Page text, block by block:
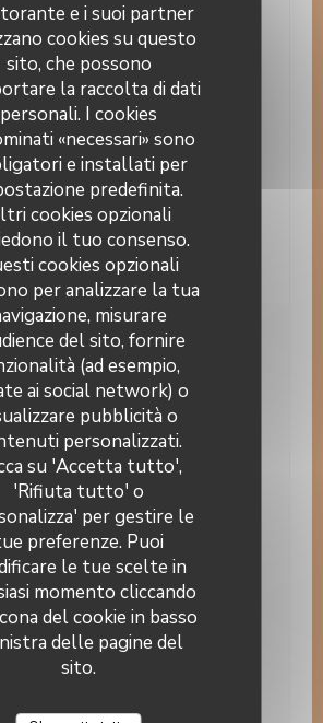
e i suoi partner
cookies su questo
sito, che possono
la raccolta di dati
personali. I cookies
«necessari» sono
e installati per
predefinita.
cookies opzionali
il tuo consenso.
cookies opzionali
per analizzare la tua
misurare
del sito, fornire
(ad esempio,
ai social network) o
pubblicità o
personalizzati.
su 'Accetta tutto',
'Rifiuta tutto' o
per gestire le
preferenze. Puoi
le tue scelte in
momento cliccando
del cookie in basso
delle pagine del
sito.
Banchetto, Si accettano i cani,
lingue, Menù per bambini, Menu
gratuito, Parcheggio privato,
gratuito, Togliere, Prodotti
commerciali o aziendali, Pranzi
su prenotazione, Si consiglia la
Terrazzo, ampio gioco di vino,
Guardaroba
Metodo di pagamento
Contanti, Maestro, Visa,
Assegni, American Express,
Bancomat
Orari
12:00 - 14:00 • 19:00 - 21:00
12:00 - 14:00
12:00 - 14:00 • 19:00 - 21:30
19:00 - 21:30
Au Cheval Blanc